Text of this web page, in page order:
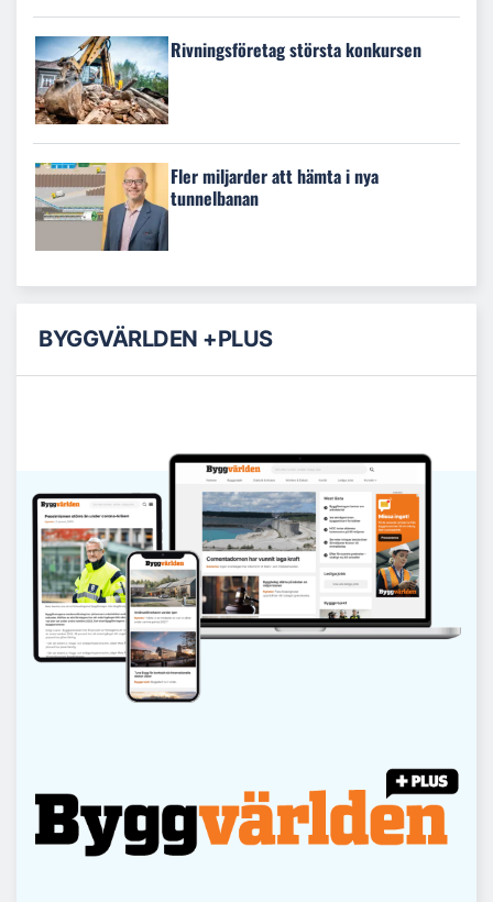
Rivningsföretag största konkursen
Fler miljarder att hämta i nya
tunnelbanan
BYGGVÄRLDEN +PLUS